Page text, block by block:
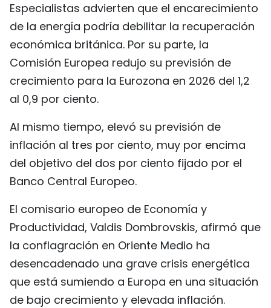
Especialistas advierten que el encarecimiento
de la energía podría debilitar la recuperación
económica británica. Por su parte, la
Comisión Europea redujo su previsión de
crecimiento para la Eurozona en 2026 del 1,2
al 0,9 por ciento.
Al mismo tiempo, elevó su previsión de
inflación al tres por ciento, muy por encima
del objetivo del dos por ciento fijado por el
Banco Central Europeo.
El comisario europeo de Economía y
Productividad, Valdis Dombrovskis, afirmó que
la conflagración en Oriente Medio ha
desencadenado una grave crisis energética
que está sumiendo a Europa en una situación
de bajo crecimiento y elevada inflación.